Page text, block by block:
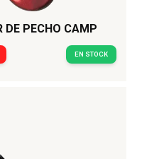
DE PECHO CAMP
EN STOCK